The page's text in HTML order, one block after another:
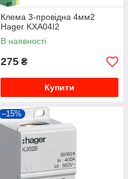
Клема 3-провідна 4мм2
Hager KXA04I2
В наявності
275 ₴
Купити
–15%